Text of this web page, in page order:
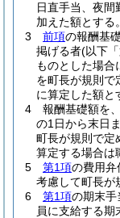
日直手当、夜間
加えた額とする。
3
前項の報酬基
掲げる者(以下
ものとした場合
を町長が規則で
に算定した額と
4
報酬基礎額を
の1日から末日
町長が規則で定
算定する場合は
5
第1項の費用弁
考慮して町長が
6
第1項の期末手
員に支給する